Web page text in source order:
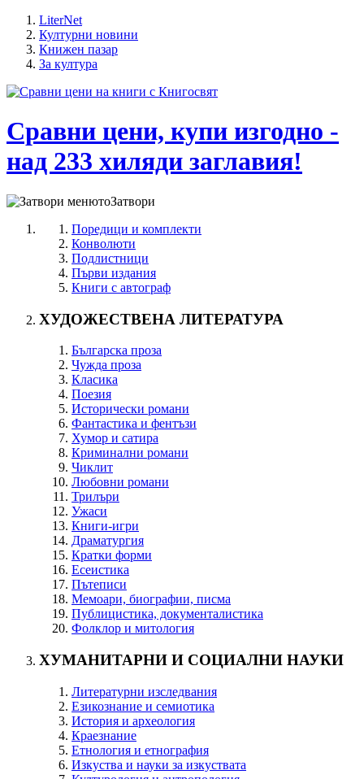
LiterNet
Културни новини
Книжен пазар
За култура
Сравни цени, купи изгодно -
над 233 хиляди заглавия!
Затвори
Поредици и комплекти
Конволюти
Подлистници
Първи издания
Книги с автограф
ХУДОЖЕСТВЕНА ЛИТЕРАТУРА
Българска проза
Чужда проза
Класика
Поезия
Исторически романи
Фантастика и фентъзи
Хумор и сатира
Криминални романи
Чиклит
Любовни романи
Трилъри
Ужаси
Книги-игри
Драматургия
Кратки форми
Есеистика
Пътеписи
Мемоари, биографии, писма
Публицистика, документалистика
Фолклор и митология
ХУМАНИТАРНИ И СОЦИАЛНИ НАУКИ
Литературни изследвания
Езикознание и семиотика
История и археология
Краезнание
Етнология и етнография
Изкуства и науки за изкуствата